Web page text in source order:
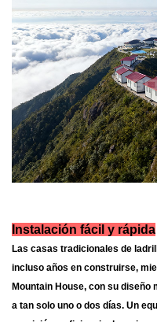
Instalación fácil y rápida
Las casas tradicionales de
incluso años en construirse,
Mountain House, con su
a tan solo uno o dos días. Un